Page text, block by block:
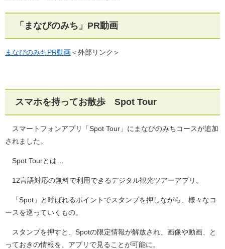
「まなびのみち」PR動画
まなびのみちPR動画＜外部リンク＞
スマホを持ってお散歩 Spot Tour
スマートフォンアプリ「Spot Tour」にまなびのみちコースが追加
されました。
Spot Tourとは…
12言語対応の無料で利用できるデジタル観光ツアーアプリ。
「Spot」と呼ばれるポイントでスタンプを押しながら、様々なコ
ースを巡っていくもの。
スタンプを押すと、Spotの限定情報が解放され、画像や動画、と
っておきの情報を、アプリで見ることが可能に。